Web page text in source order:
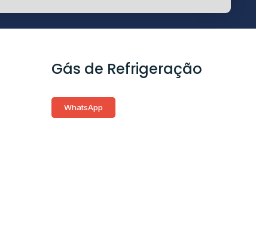
Gás de Refrigeração
WhatsApp